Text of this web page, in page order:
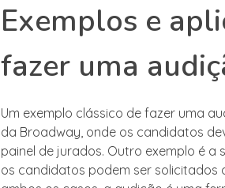
Exemplos e
fazer uma
Um exemplo clássico de fazer uma
da Broadway, onde os candidatos
painel de jurados. Outro exemplo é
os candidatos podem ser solicitados